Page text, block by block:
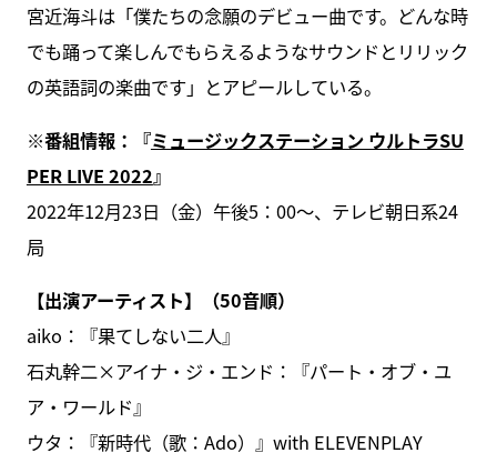
宮近海斗は「僕たちの念願のデビュー曲です。どんな時
でも踊って楽しんでもらえるようなサウンドとリリック
の英語詞の楽曲です」とアピールしている。
※番組情報：『ミュージックステーション ウルトラSU
PER LIVE 2022』
2022年12月23日（金）午後5：00～、テレビ朝日系24
局
【出演アーティスト】（50音順）
aiko：『果てしない二人』
石丸幹二×アイナ・ジ・エンド：『パート・オブ・ユ
ア・ワールド』
ウタ：『新時代（歌：Ado）』with ELEVENPLAY